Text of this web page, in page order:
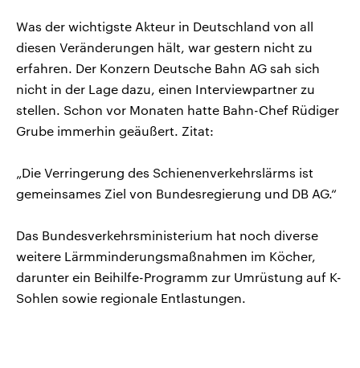
Was der wichtigste Akteur in Deutschland von all
diesen Veränderungen hält, war gestern nicht zu
erfahren. Der Konzern Deutsche Bahn AG sah sich
nicht in der Lage dazu, einen Interviewpartner zu
stellen. Schon vor Monaten hatte Bahn-Chef Rüdiger
Grube immerhin geäußert. Zitat:
„Die Verringerung des Schienenverkehrslärms ist
gemeinsames Ziel von Bundesregierung und DB AG.“
Das Bundesverkehrsministerium hat noch diverse
weitere Lärmminderungsmaßnahmen im Köcher,
darunter ein Beihilfe-Programm zur Umrüstung auf K-
Sohlen sowie regionale Entlastungen.